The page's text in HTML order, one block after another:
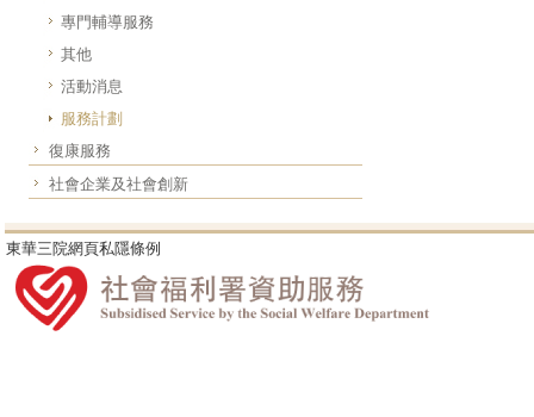
專門輔導服務
其他
活動消息
服務計劃
復康服務
社會企業及社會創新
東華三院網頁私隱條例